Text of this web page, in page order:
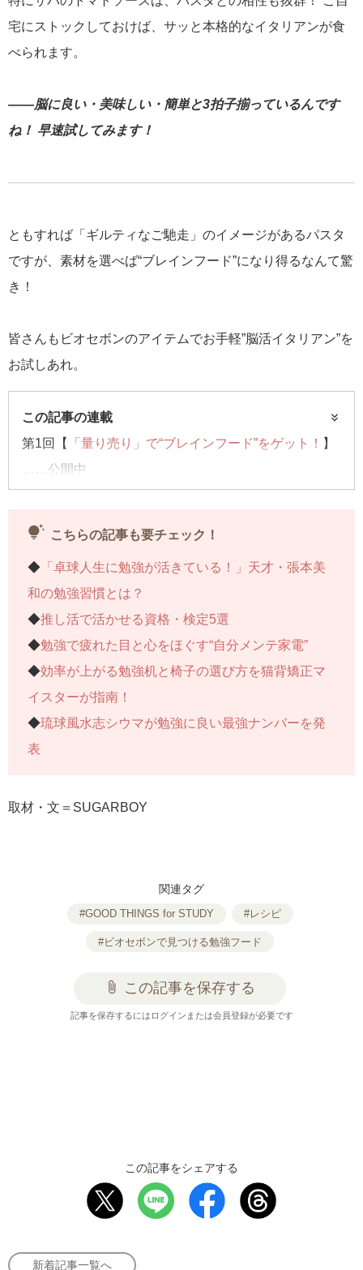
宅にストックしておけば、サッと本格的なイタリアンが食
べられます。
――脳に良い・美味しい・簡単と3拍子揃っているんです
ね！ 早速試してみます！
ともすれば「ギルティなご馳走」のイメージがあるパスタ
ですが、素材を選べば“ブレインフード”になり得るなんて驚
き！
皆さんもビオセボンのアイテムでお手軽”脳活イタリアン”を
お試しあれ。
この記事の連載
第1回【
「量り売り」で“ブレインフード”をゲット！ 】
……公開中
回はコチラ
第4回【リフレッシュの一杯！人気ティー大調査】……
coming soon!
tips_and_updates こちらの記事も要チェック！
◆ 「卓球人生に勉強が活きている！」天才・張本美
和の勉強習慣とは？
◆推し活で活かせる資格・検定5選
◆勉強で疲れた目と心をほぐす“自分メンテ家電”
◆効率が上がる勉強机と椅子の選び方を猫背矯正マ
イスターが指南！
◆琉球風水志シウマが勉強に良い最強ナンバーを発
表
取材・文＝SUGARBOY
関連タグ
#GOOD THINGS for STUDY #レシピ
#ビオセボンで見つける勉強フード
attach_file この記事を保存する
記事を保存するにはログインまたは会員登録が必要です
この記事をシェアする
新着記事一覧へ